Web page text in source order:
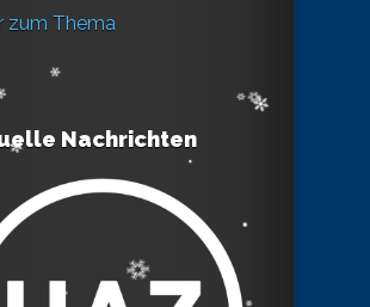
zum Thema
Nachrichten